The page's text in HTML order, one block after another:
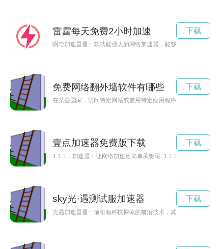
雷霆每天免费2小时加速
啊哈加速器是一款功能强大的网络加速器，能够帮助用户提升
下载
免费网络翻外墙软件有哪些
在某些国家，访问特定网站或使用特定应用程序可能受到限制
下载
壹点加速器免费版下载
1.1.1.1.加速器：让网络加速更简单关键词: 1.1.1.1.加速器,网络
下载
sky光·遇测试服加速器
光遇加速器是一项引领科技探索的前沿技术，其应用领域涵盖
下载